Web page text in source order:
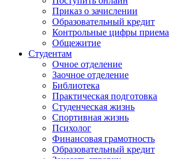
Приказ о зачислении
Образовательный кредит
Контрольные цифры приема
Общежитие
Студентам
Очное отделение
Заочное отделение
Библиотека
Практическая подготовка
Студенческая жизнь
Спортивная жизнь
Психолог
Финансовая грамотность
Образовательный кредит